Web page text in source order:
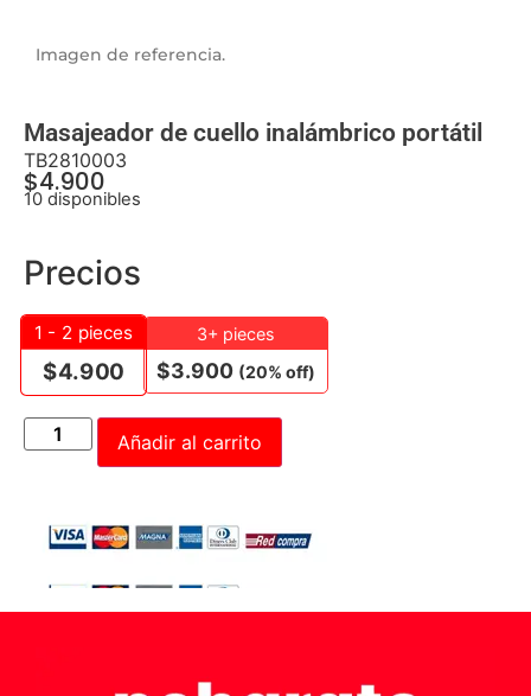
Imagen de referencia.
Masajeador de cuello inalámbrico portátil
TB2810003
$4.900
10 disponibles
Precios
1 - 2 pieces
$4.900
3+ pieces
$3.900 (20% off)
Añadir al carrito